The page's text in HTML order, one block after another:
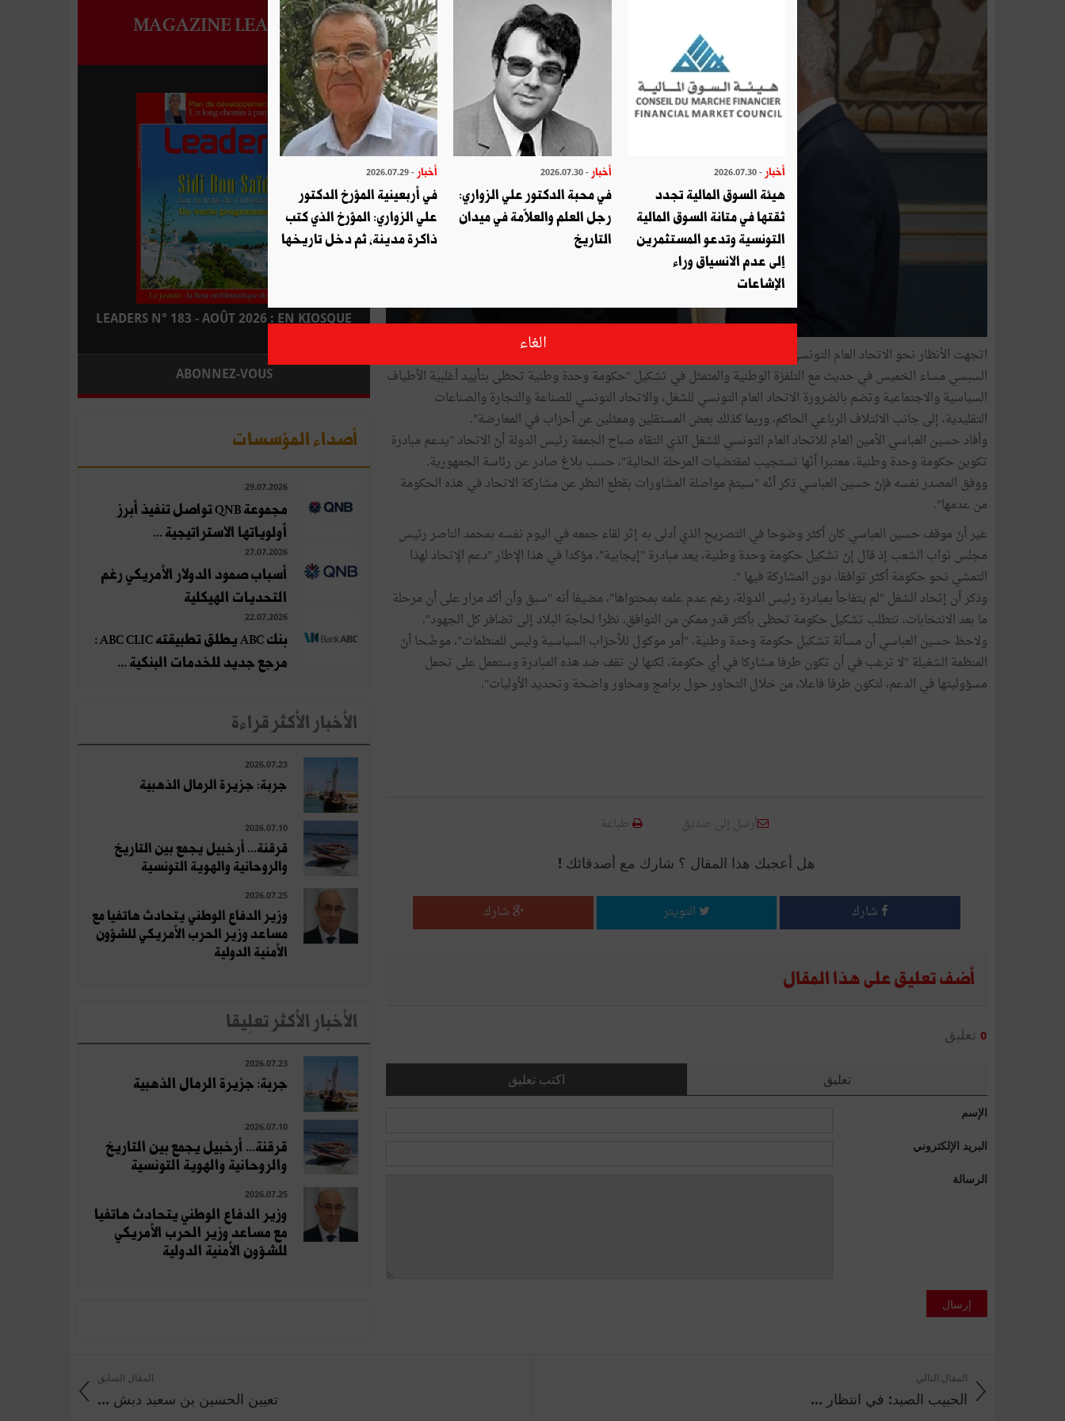
اتجهت الأنظار نحو الاتحاد العام التونسي للشغل لمعرفة موقفه من المقترح الذي تقدّم به رئيس الجمهورية الباجي قايد
السبسي مساء الخميس في حديث مع التلفزة الوطنية والمتمثل في تشكيل "حكومة وحدة وطنية تحظى بتأييد أغلبية الأطياف
السياسية والاجتماعية وتضم بالضرورة الاتحاد العام التونسي للشغل، والاتحاد التونسي للصناعة والتجارة والصناعات
التقليدية، إلى جانب الائتلاف الرباعي الحاكم، وربما كذلك بعض المستقلين وممثلين عن أحزاب في المعارضة".
وأفاد حسين العباسي الأمين العام للاتحاد العام التونسي للشغل الذي التقاه صباح الجمعة رئيس الدولة أنّ الاتحاد "يدعم مبادرة
تكوين حكومة وحدة وطنية، معتبرا أنّها تستجيب لمقتضيات المرحلة الحالية"، حسب بلاغ صادر عن رئاسة الجمهورية.
ووفق المصدر نفسه فإنّ حسين العباسي ذكر أنّه "سيتمّ مواصلة المشاورات بقطع النظر عن مشاركة الاتحاد في هذه الحكومة
من عدمها".
غير أنّ موقف حسين العباسي كان أكثر وضوحا في التصريح الذي أدلى به إثر لقاء جمعه في اليوم نفسه بمحمد الناصر رئيس
مجلس نواب الشعب إذ قال إنّ تشكيل حكومة وحدة وطنية، يعد مبادرة "إيجابية"، مؤكدا في هذا الإطار "دعم الإتحاد لهذا
التمشي نحو حكومة أكثر توافقا، دون المشاركة فيها ".
وذكر أن إتحاد الشغل "لم يتفاجأ بمبادرة رئيس الدولة، رغم عدم علمه بمحتواها"، مضيفا أنه "سبق وأن أكد مرار على أن مرحلة
ما بعد الانتخابات، تتطلب تشكيل حكومة تحظى بأكثر قدر ممكن من التوافق، نظرا لحاجة البلاد إلى تضافر كل الجهود".
ولاحظ حسين العباسي أن مسألة تشكيل حكومة وحدة وطنية، "أمر موكول للأحزاب السياسية وليس للمنظمات"، موضّحا أنّ
المنظمة الشغيلة "لا ترغب في أن تكون طرفا مشاركا في أي حكومة، لكنها لن تقف ضد هذه المبادرة وستعمل على تحمل
مسؤوليتها في الدعم، لتكون طرفا فاعلا، من خلال التحاور حول برامج ومحاور واضحة وتحديد الأوليات".
أرسل إلى صديق طباعة
هل أعجبك هذا المقال ؟ شارك مع أصدقائك !
شارك التويتر شارك
أضف تعليق على هذا المقال
0 تعليق
اكتب تعليق تعليق
الإسم
البريد الإلكتروني
الرسالة
إرسال
MAGAZINE LEADERS
LEADERS N° 183 - AOÛT 2026 : EN KIOSQUE
ABONNEZ-VOUS
أصداء المؤسسات
29.07.2026
مجموعة QNB تواصل تنفيذ أبرز
أولوياتها الاستراتيجية ...
27.07.2026
أسباب صمود الدولار الأمريكي رغم
التحديات الهيكلية
22.07.2026
بنك ABC يطلق تطبيقته ABC CLIC :
مرجع جديد للخدمات البنكية ...
الأخبار الأكثر قراءة
2026.07.23
جربة: جزيرة الرمال الذهبية
2026.07.10
قرقنة... أرخبيل يجمع بين التاريخ
والروحانية والهوية التونسية
2026.07.25
وزير الدفاع الوطني يتحادث هاتفيا مع
مساعد وزير الحرب الأمريكي للشؤون
الأمنية الدولية
الأخبار الأكثر تعلِيقا
2026.07.23
جربة: جزيرة الرمال الذهبية
2026.07.10
قرقنة... أرخبيل يجمع بين التاريخ
والروحانية والهوية التونسية
2026.07.25
وزير الدفاع الوطني يتحادث هاتفيا
مع مساعد وزير الحرب الأمريكي
للشؤون الأمنية الدولية
المقال السابق
تعيين الحسين بن سعيد دبش ...
المقال التالي
الحبيب الصيد: في انتظار ...
أخبار - 2026.07.30
هيئة السوق المالية تجدد
ثقتها في متانة السوق المالية
التونسية وتدعو المستثمرين
إلى عدم الانسياق وراء
الإشاعات
أخبار - 2026.07.30
في محبة الدكتور علي الزواري:
رجل العلم والعلاّمة في ميدان
التاريخ
أخبار - 2026.07.29
في أربعينية المؤرخ الدكتور
علي الزواري: المؤرخ الذي كتب
ذاكرة مدينة، ثم دخل تاريخها
الغاء